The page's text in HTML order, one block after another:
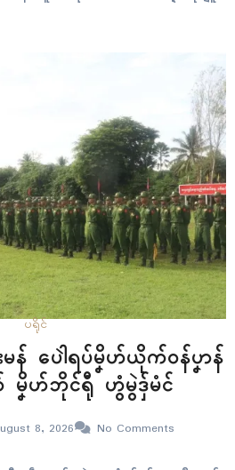
ပရိုၚ်
န် ပေါဲရပ်မၞိဟ်ယိုက်ဝန်ပၞာန်
မၞိဟ်ဘိုၚ်ရီု ဟွံမွဲဒှ်မံၚ်
8, 2026 No Comments